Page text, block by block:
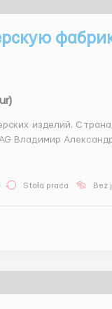
изделий.
в
Stała praca Bez